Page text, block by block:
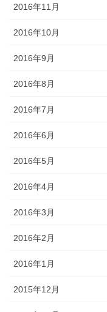
2016年11月
2016年10月
2016年9月
2016年8月
2016年7月
2016年6月
2016年5月
2016年4月
2016年3月
2016年2月
2016年1月
2015年12月